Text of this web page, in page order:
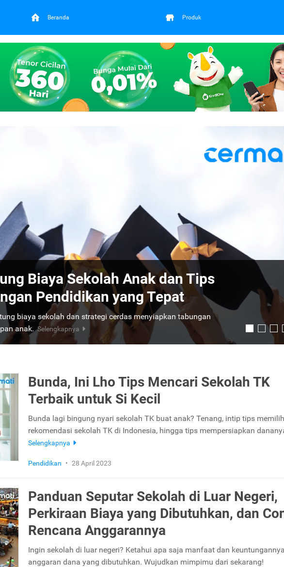
Beranda Produk
Internasional, Kurikulum yang
Perkiraan Dana Pendidikan yang
jadi pilihan jalur pendidikan terbaik untuk si buah hati. Berikut
berdasarkan tingkatannya:Selengkapnya
Bunda, Ini Lho Tips Mencari Sekolah TK
Terbaik untuk Si Kecil
Bunda lagi bingung nyari sekolah TK buat anak? Tenang, intip tips
rekomendasi sekolah TK di Indonesia, hingga tips mempersiapkan
Selengkapnya
Pendidikan • 28 April 2023
Panduan Seputar Sekolah di Luar Negeri,
Perkiraan Biaya yang Dibutuhkan, dan
Rencana Anggarannya
Ingin sekolah di luar negeri? Ketahui apa saja manfaat dan
anggaran dana yang dibutuhkan. Wujudkan mimpimu dari sekarang!